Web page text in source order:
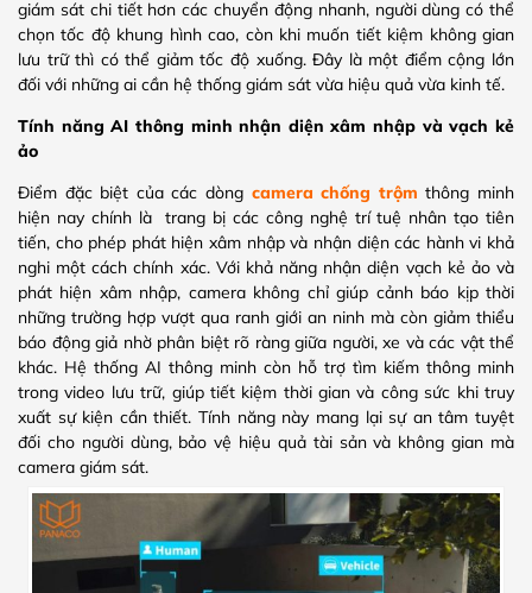
giám sát chi tiết hơn các chuyển động nhanh, người dùng có thể
chọn tốc độ khung hình cao, còn khi muốn tiết kiệm không gian
lưu trữ thì có thể giảm tốc độ xuống. Đây là một điểm cộng lớn
đối với những ai cần hệ thống giám sát vừa hiệu quả vừa kinh tế.
Tính năng AI thông minh nhận diện xâm nhập và vạch kẻ
ảo
Điểm đặc biệt của các dòng camera chống trộm thông minh
hiện nay chính là trang bị các công nghệ trí tuệ nhân tạo tiên
tiến, cho phép phát hiện xâm nhập và nhận diện các hành vi khả
nghi một cách chính xác. Với khả năng nhận diện vạch kẻ ảo và
phát hiện xâm nhập, camera không chỉ giúp cảnh báo kịp thời
những trường hợp vượt qua ranh giới an ninh mà còn giảm thiểu
báo động giả nhờ phân biệt rõ ràng giữa người, xe và các vật thể
khác. Hệ thống AI thông minh còn hỗ trợ tìm kiếm thông minh
trong video lưu trữ, giúp tiết kiệm thời gian và công sức khi truy
xuất sự kiện cần thiết. Tính năng này mang lại sự an tâm tuyệt
đối cho người dùng, bảo vệ hiệu quả tài sản và không gian mà
camera giám sát.